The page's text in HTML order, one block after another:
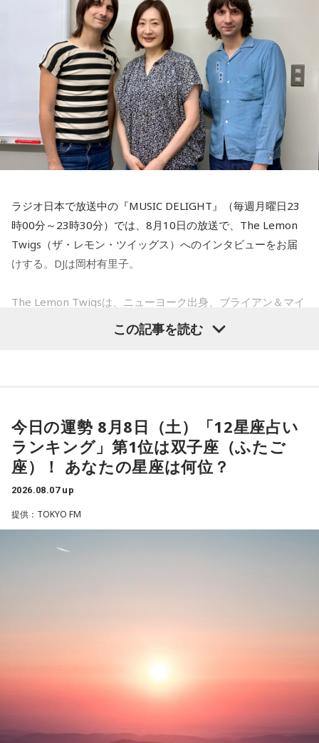
「あー、なるほど」
「今回は細かい事例をご紹介する前に、時々このコーナ
ーで引用させていただいているJFC、日本ファクトチェックセ
ンターが一昨年、能登半島地震の直後に注意喚起した、『地
震の時のデマってこのパターンがあるよ』っていう類型があ
りまして、このパターンを下村流にアレンジして短い言葉で
ご紹介します。まず“嘘被害”。昔の津波の映像とかを出しちゃ
ら“嘘SOS”。『こんな被害に遭いました、助けてー！』ってい
うけど実は無いじゃんっていうやつ。それから“嘘寄付”」
長野 「あー！これも今、問題になってます」
下村 「ね。これはもうストレートに『これでお金集めちゃお
う』っていうやつ。それから“嘘犯罪”。『こういう犯罪が起き
長野「なんか『こんな雲が出たら揺れるぞ』みたいなね？」
下村「そうです。この嘘被害、嘘SOS、嘘寄付、嘘犯罪、嘘
陰謀論。この辺はもう典型的に今回も出回っていますが、今
までと違って、この全てに大きな要素が一つ加わりました。
10年前の熊本地震と今回の熊本地震の最大の違いは“AIの有
無”」
だけじゃなくて、実は最悪の影響は、本当の情報が疑われる
ようになっちゃった。これこそが最も大きな本質的な迷惑で
長野「AIの嘘情報がリアルすぎて？」
ラジオ日本で放送中の『MUSIC DELIGHT』（毎週月曜日23
時00分～23時30分）では、8月10日の放送で、The Lemon
Twigs（ザ・レモン・ツイッグス）へのインタビューをお届
けする。DJは岡村有里子。
The Lemon Twigsは、ニューヨーク出身、ブライアン＆マイ
ケル・ダダリオによる兄弟デュオ。2016年にアルバム『Do
Hollywood』で鮮烈なデビューを果たし、60〜70年代ポップ
For Your Mind!』を発表し、FUJI ROCK FESTIVAL ’26に出
演。新作からの楽曲も多数披露し、満員のレッドマーキーを
沸かせた。
番組では、9年ぶりの出演となったフジロックの話をはじめ、
最新作や楽曲制作、お互いのミュージシャンとしての魅力に
ついて伺う。
この記事を読む
今日の運勢 8月8日（土）「12星座占い
ランキング」第1位は双子座（ふたご
座）！ あなたの星座は何位？
2026.08.07 up
提供：TOKYO FM